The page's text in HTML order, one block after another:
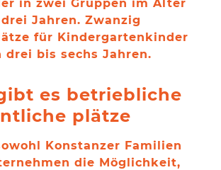
in zwei Gruppen im Alter
Jahren. Zwanzig
für Kindergartenkinder
bis sechs Jahren.
es betriebliche
plätze
Konstanzer Familien
die Möglichkeit,